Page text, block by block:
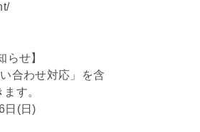
らせ】
合わせ対応」を含
す。
日(日)